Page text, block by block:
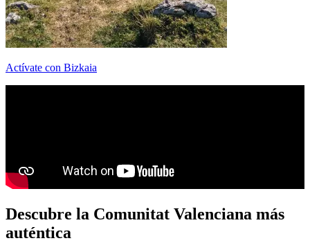
Actívate con Bizkaia
Descubre la Comunitat Valenciana más
auténtica